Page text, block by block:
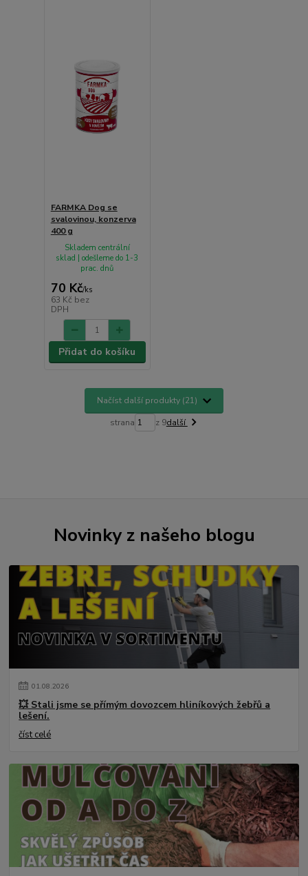
FARMKA Dog se
svalovinou, konzerva
400 g
70 Kč/ks
63 Kč bez
DPH
Skladem centrální
sklad | odešleme do 1-3
prac. dnů
Přidat do košíku
Načíst další produkty (21)
strana z 9další
Novinky z našeho blogu
01.08.2026
💥 Stali jsme se přímým dovozcem hliníkových žebřů a
lešení.
číst celé